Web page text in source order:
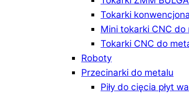
Tokarki
Mini tokarki CNC do
Tokarki CNC do
Roboty
Przecinarki do metalu
Piły do cięcia płyt